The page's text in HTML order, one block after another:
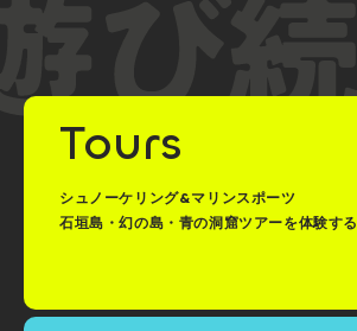
Tours
シュノーケリング&マリンスポーツ
石垣島・幻の島・青の洞窟ツアーを体験する